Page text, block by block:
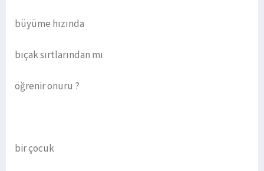
büyüme hızında
bıçak sırtlarından mı
öğrenir onuru ?
bir çocuk